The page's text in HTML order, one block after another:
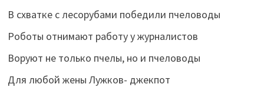
В схватке с лесорубами победили пчеловоды
Роботы отнимают работу у журналистов
Воруют не только пчелы, но и пчеловоды
Для любой жены Лужков- джекпот